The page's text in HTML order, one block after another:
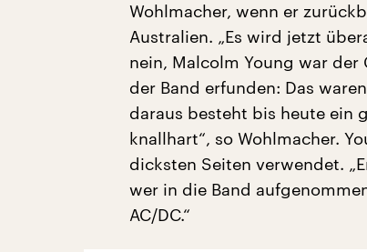
Wohlmacher, wenn er
Australien. „Es wird jetzt
nein, Malcolm Young war der
der Band erfunden: Das
daraus besteht bis heute ein
knallhart“, so Wohlmacher.
dicksten Seiten verwendet.
wer in die Band
AC/DC.“